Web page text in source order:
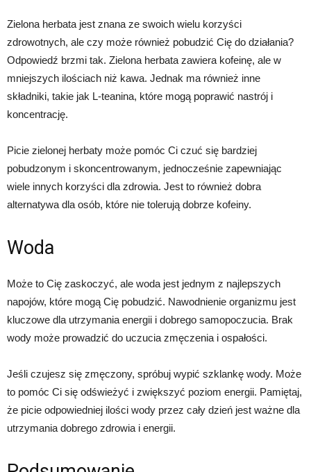
Zielona herbata jest znana ze swoich wielu korzyści
zdrowotnych, ale czy może również pobudzić Cię do działania?
Odpowiedź brzmi tak. Zielona herbata zawiera kofeinę, ale w
mniejszych ilościach niż kawa. Jednak ma również inne
składniki, takie jak L-teanina, które mogą poprawić nastrój i
koncentrację.
Picie zielonej herbaty może pomóc Ci czuć się bardziej
pobudzonym i skoncentrowanym, jednocześnie zapewniając
wiele innych korzyści dla zdrowia. Jest to również dobra
alternatywa dla osób, które nie tolerują dobrze kofeiny.
Woda
Może to Cię zaskoczyć, ale woda jest jednym z najlepszych
napojów, które mogą Cię pobudzić. Nawodnienie organizmu jest
kluczowe dla utrzymania energii i dobrego samopoczucia. Brak
wody może prowadzić do uczucia zmęczenia i ospałości.
Jeśli czujesz się zmęczony, spróbuj wypić szklankę wody. Może
to pomóc Ci się odświeżyć i zwiększyć poziom energii. Pamiętaj,
że picie odpowiedniej ilości wody przez cały dzień jest ważne dla
utrzymania dobrego zdrowia i energii.